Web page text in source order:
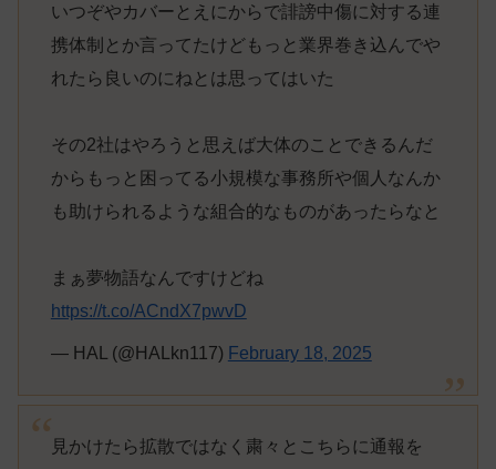
いつぞやカバーとえにからで誹謗中傷に対する連
携体制とか言ってたけどもっと業界巻き込んでや
れたら良いのにねとは思ってはいた
その2社はやろうと思えば大体のことできるんだ
からもっと困ってる小規模な事務所や個人なんか
も助けられるような組合的なものがあったらなと
まぁ夢物語なんですけどね
https://t.co/ACndX7pwvD
— HAL (@HALkn117) February 18, 2025
見かけたら拡散ではなく粛々とこちらに通報を